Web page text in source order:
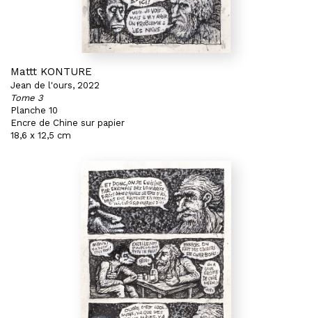
Mattt KONTURE
Jean de l'ours, 2022
Tome 3
Planche 10
Encre de Chine sur papier
18,6 x 12,5 cm